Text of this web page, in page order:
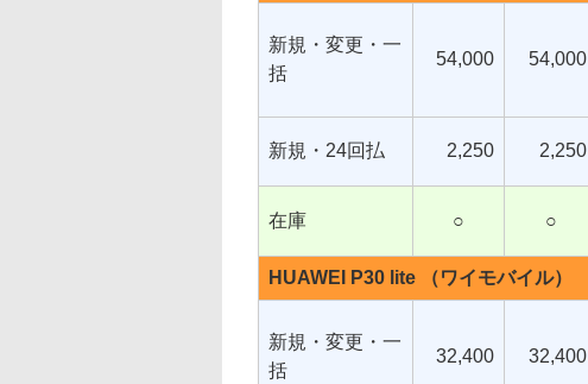
新規・変更・一
括
54,000 54,000
新規・24回払 2,250 2,250
在庫 ○ ○
HUAWEI P30 lite （ワイモバイル）
新規・変更・一
括
32,400 32,400